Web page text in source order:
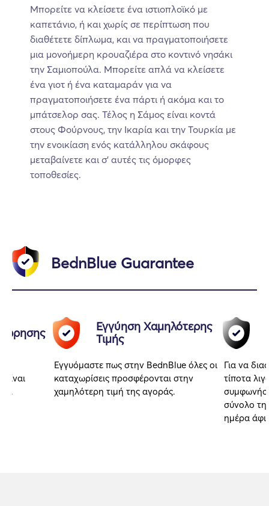
Μπορείτε να κλείσετε ένα ιστιοπλοϊκό με
καπετάνιο, ή και χωρίς σε περίπτωση που
διαθέτετε δίπλωμα, και να πραγματοποιήσετε
μια μονοήμερη κρουαζιέρα στο κοντινό νησάκι
την Σαμιοπούλα. Μπορείτε απλά να κλείσετε
ένα γιοτ ή ένα καταμαράν για να
πραγματοποιήσετε ένα πάρτι ή ακόμα και το
μπάτσελορ σας. Τέλος η Σάμος είναι κοντά
στους Φούρνους, την Ικαρία και την Τουρκία με
την ενοικίαση ενός κατάλληλου σκάφους
μεταβαίνετε και σ’ αυτές τις όμορφες
τοποθεσίες.
BednBlue Guarantee
Εγγύηση Χαμηλότερης
Τιμής
Εγγυόμαστε πως στην BednBlue όλες οι
καταχωρίσεις προσφέρονται στην
χαμηλότερη τιμή της αγοράς.
Για να
τίποτα
σύνολο
ημέρα